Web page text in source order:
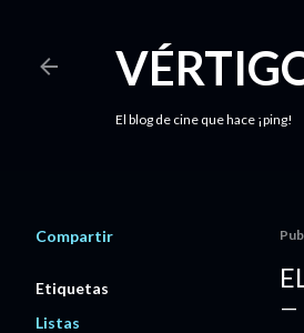
El blog de cine que hace ¡ping!
Compartir
Etiquetas
Listas